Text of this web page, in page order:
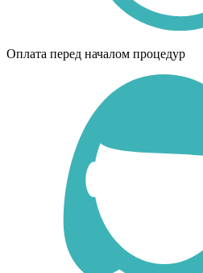
Оплата перед началом процедур